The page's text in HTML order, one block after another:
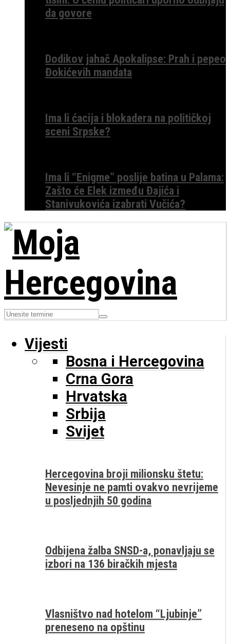
da govore
Dodikov jahač Apokalipse: Prah i pepeo
Đokićevih mandata
Ima li ćacija i blokadera na političkoj
sceni Srpske?
Ima li “Enigme” poslije batina u Palama:
Zašto će Elek između Đajića i
Stanivukovića izabrati Vučića?
Vijesti
Bosna i Hercegovina
Crna Gora
Hrvatska
Srbija
Svijet
Hercegovina broji milionsku štetu:
Nevesinje ne pamti ovakvo nevrijeme
u posljednjih 50 godina
Odbijena žalba SNSD-a, ponavljaju se
izbori na 136 biračkih mjesta
Vlasništvo nad hotelom “Ljubinje”
preneseno na opštinu